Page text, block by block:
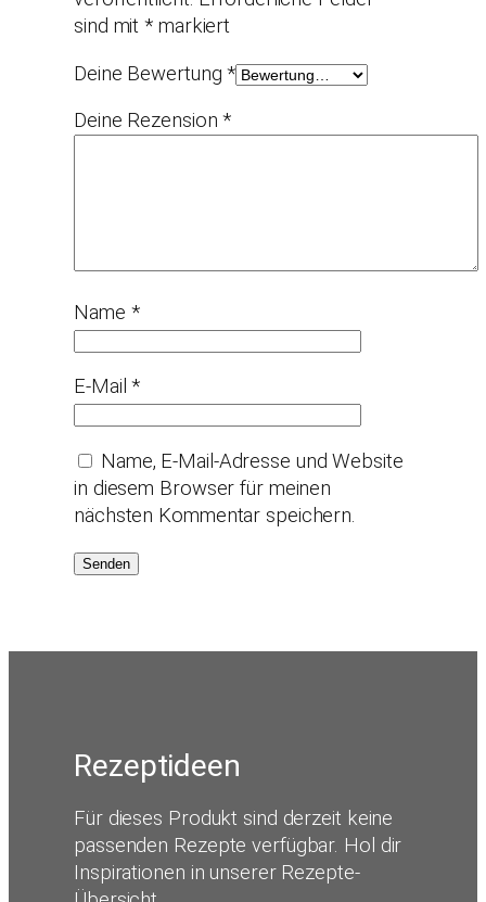
sind mit* markiert
Deine Bewertung*
Deine Rezension*
Name *
E-Mail*
Name, E-Mail-Adresse und Website
in diesem Browser für meinen
nächsten Kommentar speichern.
Rezeptideen
Für dieses Produkt sind derzeit keine
passenden Rezepte verfügbar. Hol dir
Inspirationen in unserer Rezepte-